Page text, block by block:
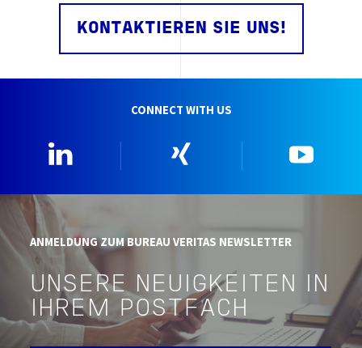
KONTAKTIEREN SIE UNS!
CONNECT WITH US
ANMELDUNG ZUM BUREAU VERITAS NEWSLETTER
UNSERE NEUIGKEITEN IN
IHREM POSTFACH